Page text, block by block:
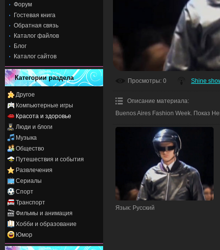
Форум
Гостевая книга
Обратная связь
Каталог файлов
Блог
Каталог сайтов
Категории раздела
Другое
Компьютерные игры
Красота и здоровье
Люди и блоги
Музыка
Общество
Путешествия и события
Развлечения
Сериалы
Спорт
Транспорт
Фильмы и анимация
Хобби и образование
Юмор
Просмотры: 0 Shine
Описание материала:
Buenos Aires Fashion Week. Показ
Язык: Русский